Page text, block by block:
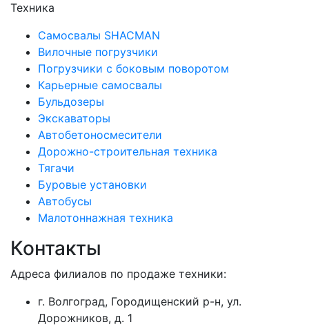
Техника
Самосвалы SHACMAN
Вилочные погрузчики
Погрузчики с боковым поворотом
Карьерные самосвалы
Бульдозеры
Экскаваторы
Автобетоносмесители
Дорожно-строительная техника
Тягачи
Буровые установки
Автобусы
Малотоннажная техника
Контакты
Адреса филиалов по продаже техники:
г. Волгоград, Городищенский р-н, ул.
Дорожников, д. 1